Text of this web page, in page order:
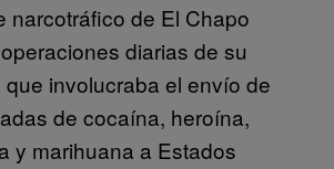
narcotráfico de El Chapo
diarias de su
involucraba el envío de
de cocaína, heroína,
y marihuana a Estados